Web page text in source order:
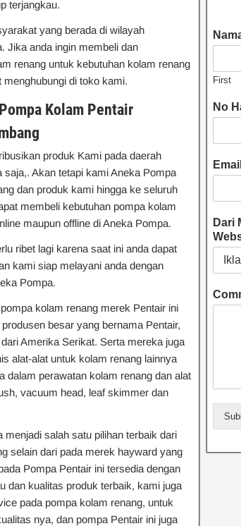
terjangkau.
yang berada di wilayah
Jika anda ingin membeli dan
renang untuk kebutuhan kolam renang
di toko kami.
Kolam Pentair
produk Kami pada daerah
saja,. Akan tetapi kami Aneka Pompa
dan produk kami hingga ke seluruh
membeli kebutuhan pompa kolam
maupun offline di Aneka Pompa.
ribet lagi karena saat ini anda dapat
kami siap melayani anda dengan
Pompa.
kolam renang merek Pentair ini
besar yang bernama Pentair,
Amerika Serikat. Serta mereka juga
alat-alat untuk kolam renang lainnya
dalam perawatan kolam renang dan alat
vacuum head, leaf skimmer dan
menjadi salah satu pilihan terbaik dari
selain dari pada merek hayward yang
Pompa Pentair ini tersedia dengan
dan kualitas produk terbaik, kami juga
pada pompa kolam renang, untuk
nya, dan pompa Pentair ini juga
First
No
Email
Dari